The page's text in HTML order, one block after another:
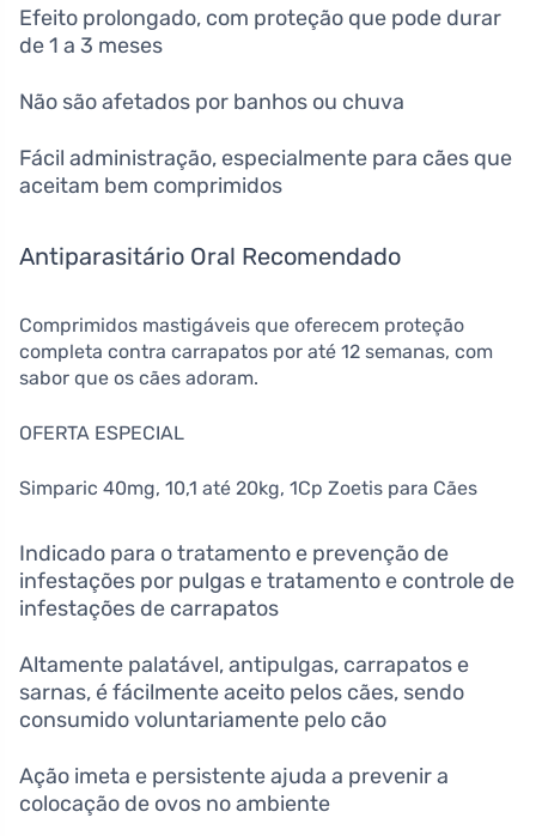
Efeito prolongado, com proteção que pode durar
de 1 a 3 meses
Não são afetados por banhos ou chuva
Fácil administração, especialmente para cães que
aceitam bem comprimidos
Antiparasitário Oral Recomendado
Comprimidos mastigáveis que oferecem proteção
completa contra carrapatos por até 12 semanas, com
sabor que os cães adoram.
OFERTA ESPECIAL
Simparic 40mg, 10,1 até 20kg, 1Cp Zoetis para Cães
Indicado para o tratamento e prevenção de
infestações por pulgas e tratamento e controle de
infestações de carrapatos
Altamente palatável, antipulgas, carrapatos e
sarnas, é fácilmente aceito pelos cães, sendo
consumido voluntariamente pelo cão
Ação imeta e persistente ajuda a prevenir a
colocação de ovos no ambiente